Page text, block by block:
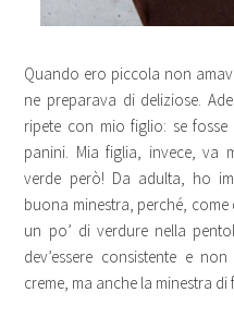
Quando ero piccola non
ne preparava di deliziose.
ripete con mio figlio: se
panini. Mia figlia, invece, va
verde però! Da adulta, ho
buona minestra, perché,
un po’ di verdure nella
dev’essere consistente e
creme, ma anche la minestra di